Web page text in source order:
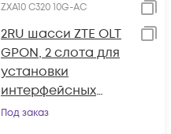
ZXA10 C320 10G-AC
2RU шасси ZTE OLT
GPON, 2 слота для
установки
интерфейсных
модулей, 10G, AC
Под заказ